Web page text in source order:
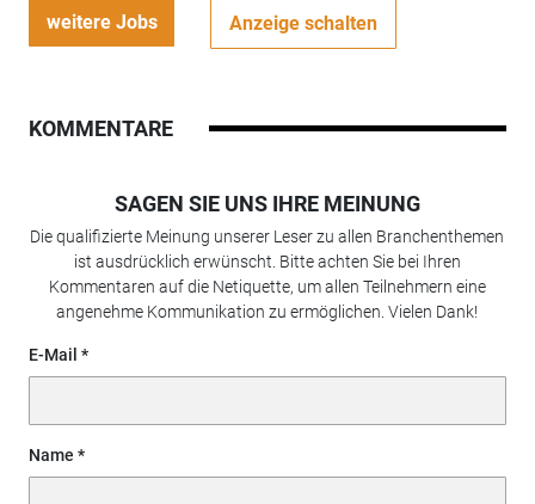
weitere Jobs Anzeige schalten
KOMMENTARE
SAGEN SIE UNS IHRE MEINUNG
Die qualifizierte Meinung unserer Leser zu allen Branchenthemen
ist ausdrücklich erwünscht. Bitte achten Sie bei Ihren
Kommentaren auf die Netiquette, um allen Teilnehmern eine
angenehme Kommunikation zu ermöglichen. Vielen Dank!
E-Mail
Name